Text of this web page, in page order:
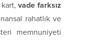
kart,vade farksız
rahatlık ve
memnuniyeti